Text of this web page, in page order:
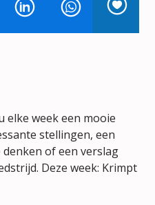
elke week een mooie
stellingen, een
of een verslag
Deze week: Krimpt